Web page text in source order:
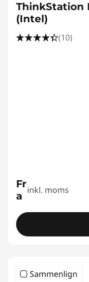
ThinkStation
(Intel)
(10)
Fr
a inkl. moms
Sammenlign